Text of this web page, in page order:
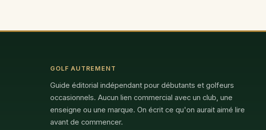
GOLF AUTREMENT
Guide éditorial indépendant pour débutants et golfeurs
occasionnels. Aucun lien commercial avec un club, une
enseigne ou une marque. On écrit ce qu'on aurait aimé lire
avant de commencer.